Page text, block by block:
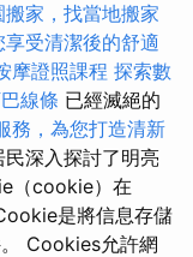
搬家，找當地搬家
受清潔後的舒適
摩證照課程 探索數
線條 已經滅絕的
務，為您打造清新
深入探討了明亮
（cookie）在
是將信息存儲
Cookies允許網